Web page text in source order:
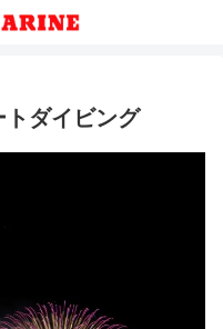
トダイビング